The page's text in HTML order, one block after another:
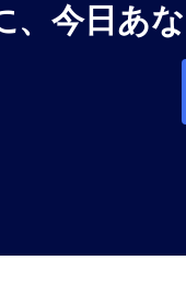
、今日あ